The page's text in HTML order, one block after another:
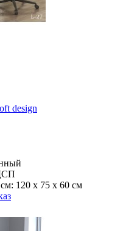
design
120 х 75 х 60 см